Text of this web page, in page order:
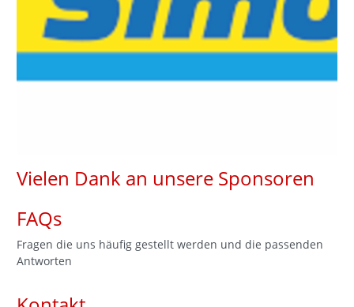
Vielen Dank an unsere Sponsoren
FAQs
Fragen die uns häufig gestellt werden und die passenden
Antworten